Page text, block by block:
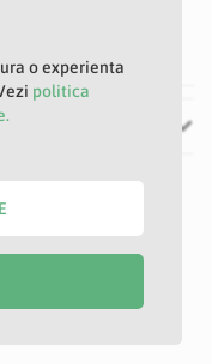
o experienta
politica